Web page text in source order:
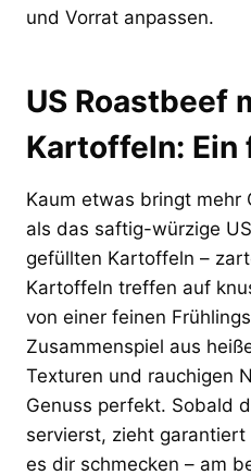
und Vorrat anpassen.
US Roastbeef
Kartoffeln: Ein
Kaum etwas bringt mehr
als das saftig-würzige
gefüllten Kartoffeln –
Kartoffeln treffen auf
von einer feinen
Zusammenspiel aus
Texturen und rauchigen
Genuss perfekt. Sobald
servierst, zieht
es dir schmecken – am